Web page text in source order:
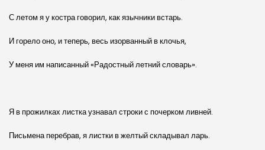
С летом я у костра говорил, как язычники встарь.
И горело оно, и теперь, весь изорванный в клочья,
У меня им написанный «Радостный летний словарь».
Я в прожилках листка узнавал строки с почерком ливней.
Письмена перебрав, я листки в желтый складывал ларь.